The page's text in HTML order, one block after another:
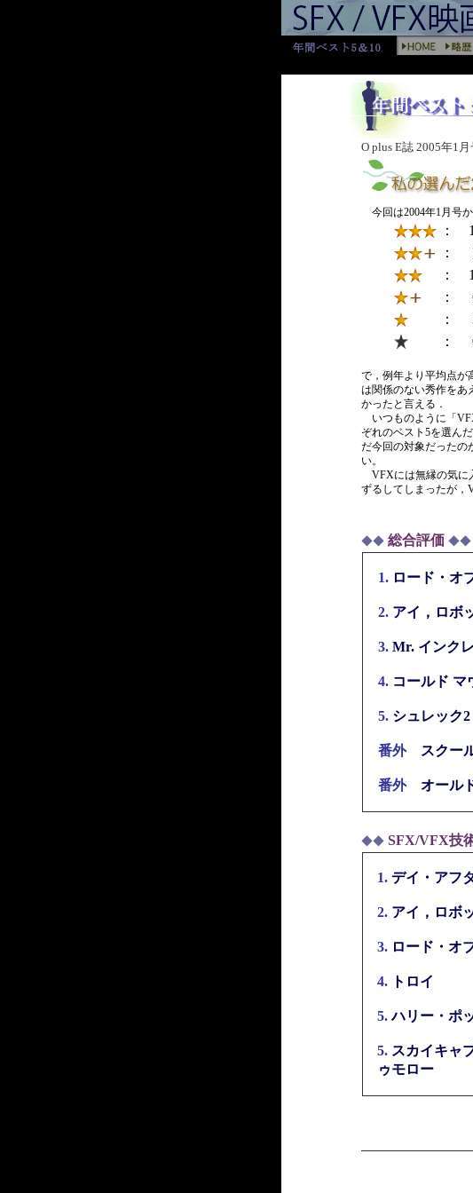
O plus E誌 2005年1月
今回は2004年1月号
：
：
：
：
：
：
で，例年より平均点
は関係のない秀作を
かったと言える．
いつものように「
ぞれのベスト5を選ん
だ今回の対象だったの
い。
VFXには無縁の気に
ずるしてしまったが，
◆◆ 総合評価 ◆◆
1. ロード・オ
2. アイ，ロボ
3. Mr. インク
4. コールド マ
5. シュレック2
番外 スクー
番外 オール
◆◆ SFX/VFX技
1. デイ・アフ
2. アイ，ロボ
3. ロード・オ
4. トロイ
5.ハリー・ポ
5. スカイキャ
ゥモロー